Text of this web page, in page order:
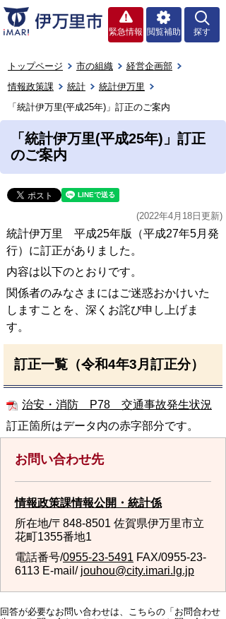
緊急情報 閲覧補助 探す
トップページ 市の組織
経営企画部
情報政策課
統計
統計伊万里
「統計伊万里(平成25年)」訂正のご案内
「統計伊万里(平成25年)」訂正
のご案内
(2022年4月18日更新)
統計伊万里 平成25年版（平成27年5月発
行）に訂正がありました。
内容は以下のとおりです。
関係者のみなさまにはご迷惑おかけいた
しますことを、深くお詫び申し上げま
す。
訂正一覧（令和4年3月訂正分）
治安・消防 P78 交通事故発生状況
訂正箇所はデータ内の赤字部分です。
お問い合わせ先
情報政策課情報公開・統計係
所在地/〒848-8501 佐賀県伊万里市立
花町1355番地1
電話番号/0955-23-5491 FAX/0955-23-
6113 E-mail/ jouhou@city.imari.lg.jp
回答が必要なお問い合わせは、こちらの「お問合わせ